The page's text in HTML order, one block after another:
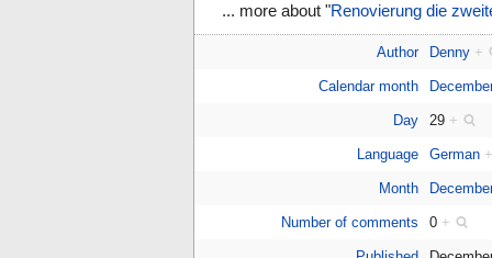
... more about "Renovierung die
Author Denny +
Calendar month
Day 29 +
Language German
Month
Number of comments 0 +